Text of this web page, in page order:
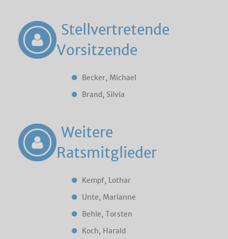
Stellvertretende
Vorsitzende
Becker, Michael
Brand, Silvia
Weitere
Ratsmitglieder
Kempf, Lothar
Unte, Marianne
Behle, Torsten
Koch, Harald